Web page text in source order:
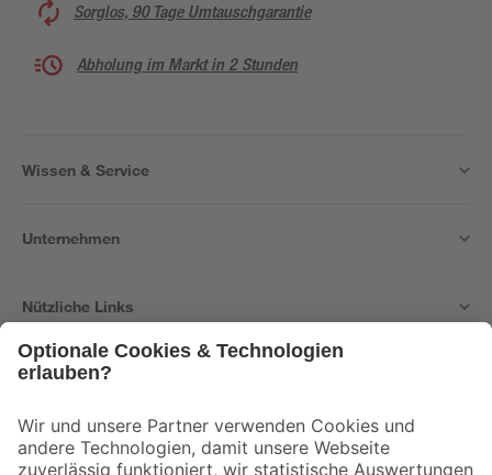
Sorglos, 90 Tage Umtauschgarantie
Abholung im Markt in 2 Stunden
Wissen & Service
Unternehmen
Nützliche Links
Der toom Newsletter: Keine Angebote und Aktionen mehr verpassen!